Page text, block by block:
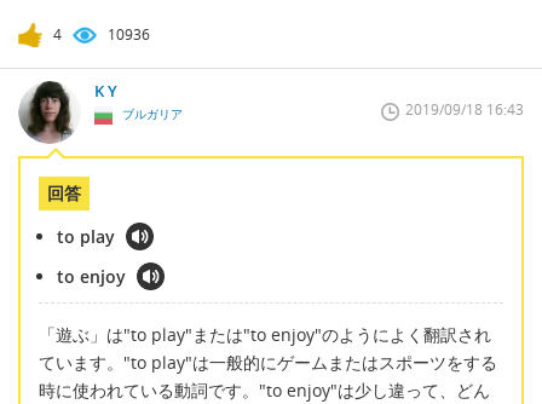
4 10936
K Y
ブルガリア 2019/09/18 16:43
回答
to play
to enjoy
「遊ぶ」は"to play"または"to enjoy"のようによく翻訳され
ています。"to play"は一般的にゲームまたはスポーツをする
時に使われている動詞です。"to enjoy"は少し違って、どん